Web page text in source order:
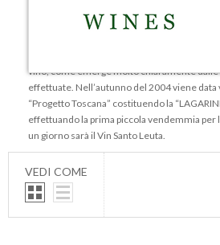
2000 in Toscana nella zona di San Lorenzo
Trasimeno e dal comune di Montepulciano.
ettari in corpo unico a 310 m.slm, non
caratteristiche particolarmente interessanti
vino, come emerge molto chiaramente dalle
effettuate. Nell’autunno del 2004 viene
“Progetto Toscana” costituendo la
effettuando la prima piccola vendemmia per
un giorno sarà il Vin Santo Leuta.
VEDI COME